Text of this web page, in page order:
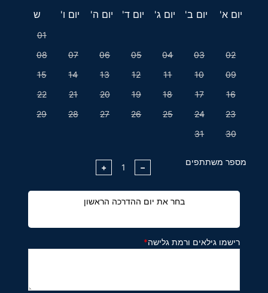
יום א' יום ב' יום ג' יום ד' יום ה' יום ו' ש
01
02
03
04
05
06
07
08
09
10
11
12
13
14
15
16
17
18
19
20
21
22
23
24
25
26
27
28
29
30
31
מספר משתתפים
−
+
בחר את יום ההדרכה הראשון
רישמו גילאים ורמת גלישה*